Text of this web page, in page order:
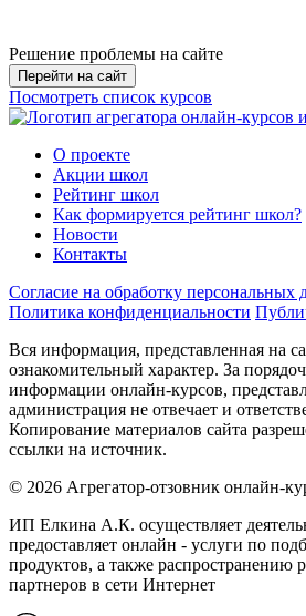
Решение проблемы на сайте
Перейти на сайт
Посмотреть список курсов
О проекте
Акции школ
Рейтинг школ
Как формируется рейтинг школ?
Новости
Контакты
Согласие на обработку персональных
Политика конфиденциальности
Вся информация, представленная на
ознакомительный характер. За
информации онлайн-курсов,
администрация не отвечает и
Копирование материалов сайта
ссылки на источник.
© 2026 Агрегатор-отзовник онлайн-
ИП Елкина А.К. осуществляет
предоставляет онлайн - услуги по
продуктов, а также распространению
партнеров в сети Интернет